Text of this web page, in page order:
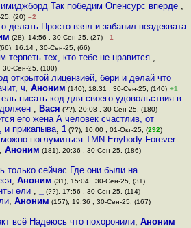
Так победим Опенсурс вперде ,
(20) –2
делать Просто взял и забанил неадеквата
(28), 14:56 , 30-Сен-25, (27) –1
16:14 , 30-Сен-25, (66)
терпеть тех, кто тебе не нравится ,
30-Сен-25, (100)
открытой лицензией, бери и делай что
ч,Аноним (140), 18:31 , 30-Сен-25, (140) +1
писать код для своего удовольствия в
, Вася (??), 20:08 , 30-Сен-25, (180)
его жена А человек счастлив, от
и прикапыва, 1(??), 10:00 , 01-Окт-25, (292)
поглумиться TMN Enybody Forever
, Аноним (181), 20:36 , 30-Сен-25, (186)
только сейчас Где они были на
,Аноним (31), 15:04 , 30-Сен-25, (31)
ели , (??), 17:56 , 30-Сен-25, (114)
, Аноним (157), 19:36 , 30-Сен-25, (167)
всё Надеюсь что похоронили,Аноним